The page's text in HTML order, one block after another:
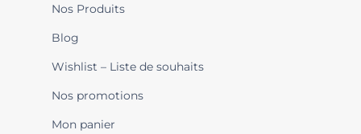
Nos Produits
Blog
Wishlist – Liste de souhaits
Nos promotions
Mon panier